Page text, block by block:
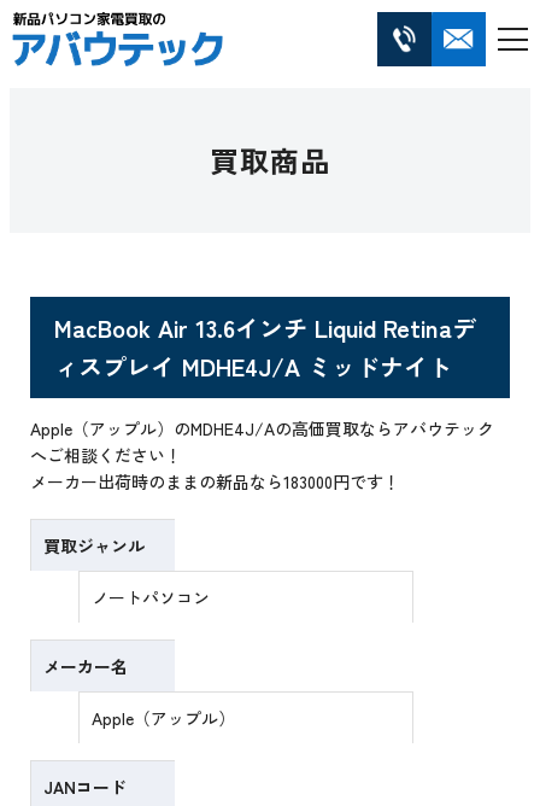
買取商品
MacBook Air 13.6インチ Liquid Retinaデ
ィスプレイ MDHE4J/A ミッドナイト
Apple（アップル）のMDHE4J/Aの高価買取ならアバウテック
へご相談ください！
メーカー出荷時のままの新品なら183000円です！
買取ジャンル
ノートパソコン
メーカー名
Apple（アップル）
JANコード